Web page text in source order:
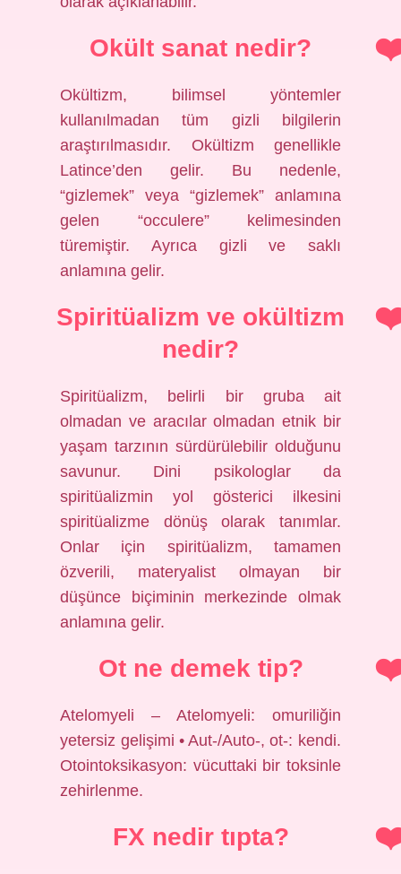
Okült sanat nedir?
Okültizm, bilimsel yöntemler
kullanılmadan tüm gizli bilgilerin
araştırılmasıdır. Okültizm genellikle
Latince’den gelir. Bu nedenle,
“gizlemek” veya “gizlemek” anlamına
gelen “occulere” kelimesinden
türemiştir. Ayrıca gizli ve saklı
anlamına gelir.
Spiritüalizm ve okültizm
nedir?
Spiritüalizm, belirli bir gruba ait
olmadan ve aracılar olmadan etnik bir
yaşam tarzının sürdürülebilir olduğunu
savunur. Dini psikologlar da
spiritüalizmin yol gösterici ilkesini
spiritüalizme dönüş olarak tanımlar.
Onlar için spiritüalizm, tamamen
özverili, materyalist olmayan bir
düşünce biçiminin merkezinde olmak
anlamına gelir.
Ot ne demek tip?
Atelomyeli – Atelomyeli: omuriliğin
yetersiz gelişimi • Aut-/Auto-, ot-: kendi.
Otointoksikasyon: vücuttaki bir toksinle
zehirlenme.
FX nedir tıpta?